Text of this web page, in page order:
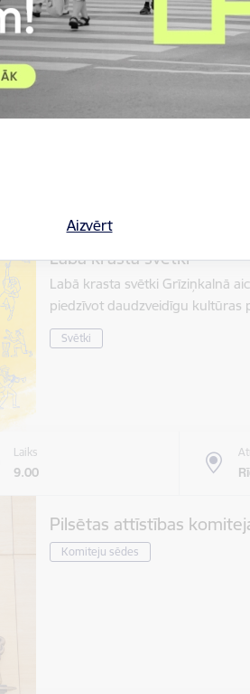
Aizvērt
Labā krasta svētki
Labā krasta svētki Grīziņkalnā
piedzīvot daudzveidīgu
Svētki
Laiks
9.00
Pilsētas attīstības
Komiteju sēdes